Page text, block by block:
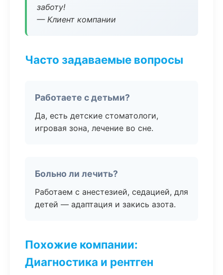
заботу!
— Клиент компании
Часто задаваемые вопросы
Работаете с детьми?
Да, есть детские стоматологи,
игровая зона, лечение во сне.
Больно ли лечить?
Работаем с анестезией, седацией, для
детей — адаптация и закись азота.
Похожие компании:
Диагностика и рентген